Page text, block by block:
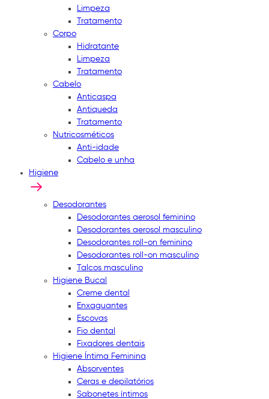
Limpeza
Tratamento
Corpo
Hidratante
Limpeza
Tratamento
Cabelo
Anticaspa
Antiqueda
Tratamento
Nutricosméticos
Anti-idade
Cabelo e unha
Higiene
Desodorantes
Desodorantes aerosol feminino
Desodorantes aerosol masculino
Desodorantes roll-on feminino
Desodorantes roll-on masculino
Talcos masculino
Higiene Bucal
Creme dental
Enxaguantes
Escovas
Fio dental
Fixadores dentais
Higiene Íntima Feminina
Absorventes
Ceras e depilatórios
Sabonetes íntimos